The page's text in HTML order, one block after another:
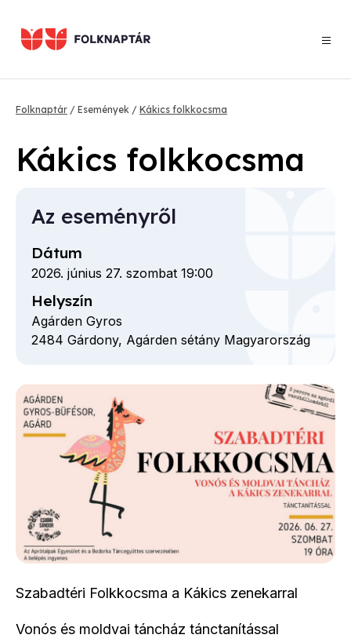
tartalomra
Morzsa
Folknaptár Események Kákics folkkocsma
Kákics folkkocsma
Szabadtéri Folkkocsma a Kákics zenekarral
Vonós és moldvai táncház tánctanítással
Az eseményről
Dátum
2026. június 27. szombat 19:00
Helyszín
Agárden Gyros
2484 Gárdony, Agárden sétány Magyarország